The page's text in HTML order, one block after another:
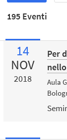
195 Eventi
14
NOV
2018
Per
Aula